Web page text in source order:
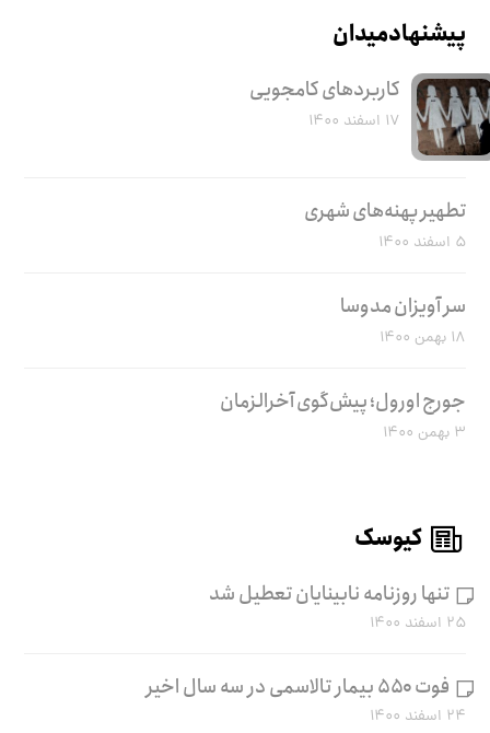
پیشنهاد میدان
کاربرد‌های کامجویی
۱۷ اسفند ۱۴۰۰
تطهیر پهنه‌های شهری
۵ اسفند ۱۴۰۰
سر آویزان مدوسا
۱۸ بهمن ۱۴۰۰
جورج اورول؛ پیش‌گوی آخرالزمان
۳ بهمن ۱۴۰۰
کیوسک
تنها روزنامه نابینایان تعطیل شد
۲۵ اسفند ۱۴۰۰
فوت ۵۵۰ بیمار تالاسمی در سه سال اخیر
۲۴ اسفند ۱۴۰۰